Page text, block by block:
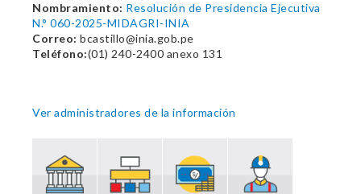
Nombramiento: Resolución de Presidencia Ejecutiva
N.° 060-2025-MIDAGRI-INIA
Correo: bcastillo@inia.gob.pe
Teléfono:(01) 240-2400 anexo 131
Ver administradores de la información